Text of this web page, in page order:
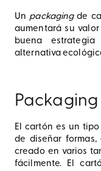
Un packagingde
aumentará su
buena
alternativa
El cartón es un
de diseñar
creado en varios
fácilmente. El